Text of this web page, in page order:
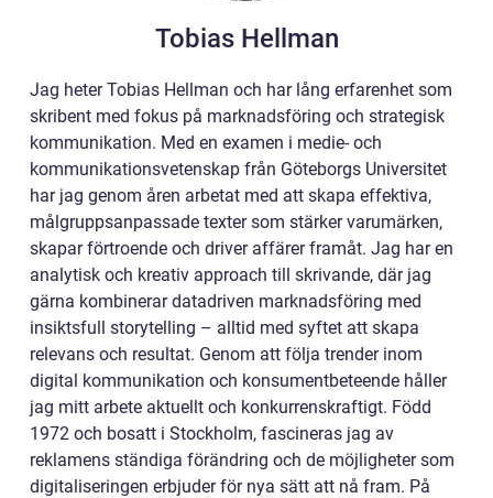
Tobias Hellman
Jag heter Tobias Hellman och har lång erfarenhet som
skribent med fokus på marknadsföring och strategisk
kommunikation. Med en examen i medie- och
kommunikationsvetenskap från Göteborgs Universitet
har jag genom åren arbetat med att skapa effektiva,
målgruppsanpassade texter som stärker varumärken,
skapar förtroende och driver affärer framåt. Jag har en
analytisk och kreativ approach till skrivande, där jag
gärna kombinerar datadriven marknadsföring med
insiktsfull storytelling – alltid med syftet att skapa
relevans och resultat. Genom att följa trender inom
digital kommunikation och konsumentbeteende håller
jag mitt arbete aktuellt och konkurrenskraftigt. Född
1972 och bosatt i Stockholm, fascineras jag av
reklamens ständiga förändring och de möjligheter som
digitaliseringen erbjuder för nya sätt att nå fram. På